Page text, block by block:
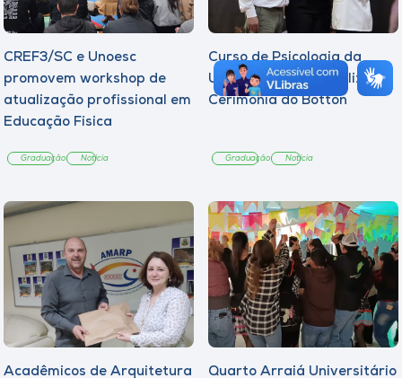
CREF3/SC e Unoesc
promovem workshop de
atualização profissional em
Educação Física
Graduação Notícia
Curso de Psicologia da
Unoesc Joaçaba realiza 2ª
Cerimônia do Botton
Graduação Notícia
Acadêmicos de Arquitetura Quarto Arraiá Universitário